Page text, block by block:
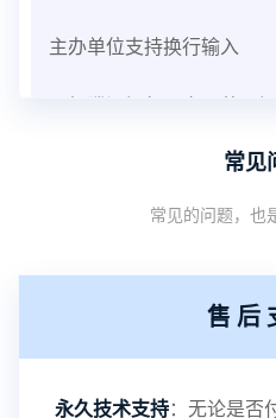
主办单位支持换行输入
下架腾讯视频周卡、芒果
2025-3-03 更新
常见
常见的问题，也
售后
永久技术支持：无论是否